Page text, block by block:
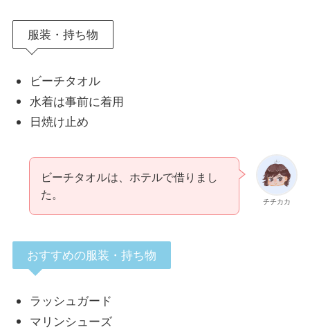
服装・持ち物
ビーチタオル
水着は事前に着用
日焼け止め
チチカカ
ビーチタオルは、ホテルで借りまし
た。
おすすめの服装・持ち物
ラッシュガード
マリンシューズ